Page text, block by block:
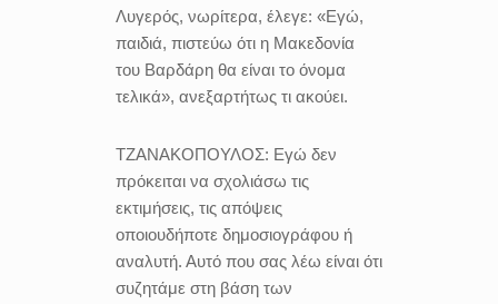
Λυγερός, νωρίτερα, έλεγε: «Εγώ,
παιδιά, πιστεύω ότι η Μακεδονία
του Βαρδάρη θα είναι το όνομα
τελικά», ανεξαρτήτως τι ακούει.
ΤΖΑΝΑΚΟΠΟΥΛΟΣ: Εγώ δεν
πρόκειται να σχολιάσω τις
εκτιμήσεις, τις απόψεις
οποιουδήποτε δημοσιογράφου ή
αναλυτή. Αυτό που σας λέω είναι ότι
συζητάμε στη βάση των